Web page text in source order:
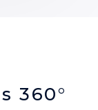
360°